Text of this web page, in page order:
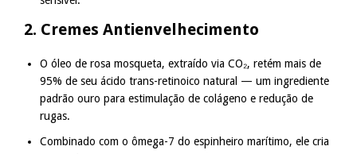
2. Cremes Antienvelhecimento
O óleo de rosa mosqueta, extraído via CO₂, retém mais de
95% de seu ácido trans-retinoico natural — um ingrediente
padrão ouro para estimulação de colágeno e redução de
rugas.
Combinado com o ômega-7 do espinheiro marítimo, ele cria